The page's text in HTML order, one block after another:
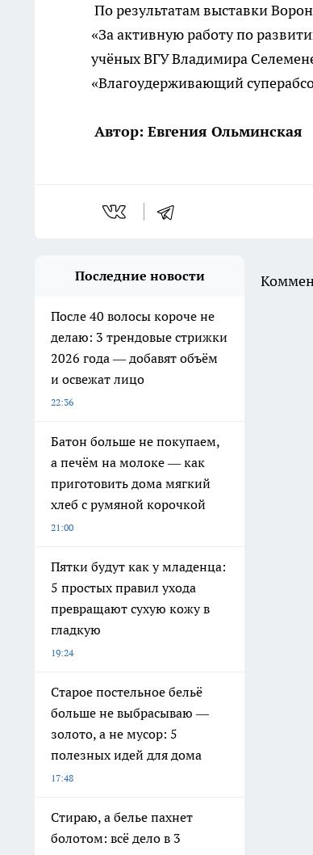
По результатам выставки
«За активную работу по
учёных ВГУ Владимира
«Влагоудерживающий
Автор: Евгения Ольминская
Последние новости
После 40 волосы короче не
делаю: 3 трендовые стрижки
2026 года — добавят объём
и освежат лицо
22:36
Батон больше не покупаем,
а печём на молоке — как
приготовить дома мягкий
хлеб с румяной корочкой
21:00
Пятки будут как у младенца:
5 простых правил ухода
превращают сухую кожу в
гладкую
19:24
Старое постельное бельё
больше не выбрасываю —
золото, а не мусор: 5
полезных идей для дома
17:48
Стираю, а белье пахнет
болотом: всё дело в 3